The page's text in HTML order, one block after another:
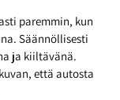
paremmin, kun
Säännöllisesti
ja kiiltävänä.
että autosta